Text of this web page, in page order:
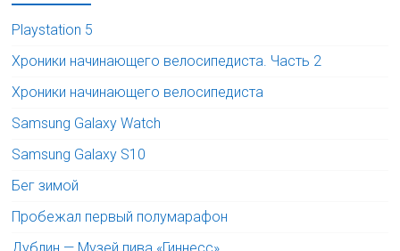
Playstation 5
Хроники начинающего велосипедиста. Часть 2
Хроники начинающего велосипедиста
Samsung Galaxy Watch
Samsung Galaxy S10
Бег зимой
Пробежал первый полумарафон